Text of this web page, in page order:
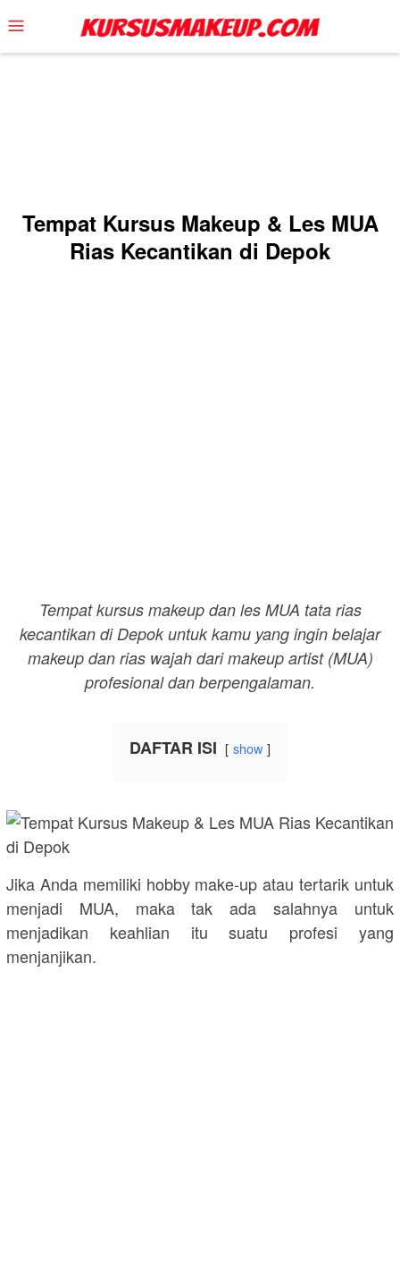
to
content
Mobile
Menu
Tempat Kursus Makeup & Les MUA
Rias Kecantikan di Depok
Tempat kursus makeup dan les MUA tata rias
kecantikan di Depok untuk kamu yang ingin belajar
makeup dan rias wajah dari makeup artist (MUA)
profesional dan berpengalaman.
DAFTAR ISI show
Jika Anda memiliki hobby make-up atau tertarik untuk
menjadi MUA, maka tak ada salahnya untuk
menjadikan keahlian itu suatu profesi yang
menjanjikan.